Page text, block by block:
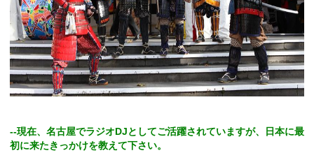
--現在、名古屋でラジオDJとしてご活躍されていますが、日本に最
初に来たきっかけを教えて下さい。